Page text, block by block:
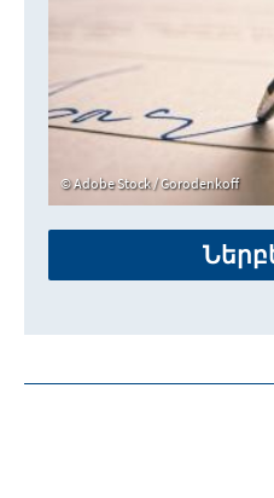
Adobe Stock / Gorodenkoff